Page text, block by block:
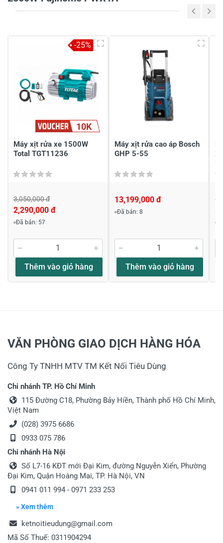
Gửi nhận xét10K
Máy xịt rửa xe 1500W
Total TGT11236
3,050,000 đ
2,290,000 đ
Đã bán: 57
Thêm vào giỏ hàng
-25%
Máy xịt rửa cao áp Bosch
GHP 5-55
13,199,000 đ
Đã bán: 8
Thêm vào giỏ hàng
VĂN PHÒNG GIAO DỊCH HÀNG HÓA
Công Ty TNHH MTV TM Kết Nối Tiêu Dùng
Chi nhánh TP. Hồ Chí Minh
115 Đường C18, Phường Bảy Hiền, Thành phố Hồ Chí Minh,
Việt Nam
(028) 3975 6686
0933 075 786
Chi nhánh Hà Nội
Số L7-16 KĐT mới Đại Kim, đường Nguyễn Xiển, Phường
Đại Kim, Quận Hoàng Mai, TP. Hà Nội, VN
0941 011 994 - 0971 233 253
» Xem thêm
ketnoitieudung@gmail.com
Mã Số Thuế: 0311904294